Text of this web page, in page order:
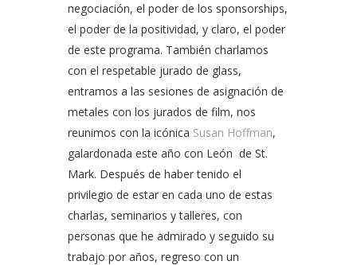
negociación, el poder de los sponsorships,
el poder de la positividad, y claro, el poder
de este programa. También charlamos
con el respetable jurado de glass,
entramos a las sesiones de asignación de
metales con los jurados de film, nos
reunimos con la icónica Susan Hoffman,
galardonada este año con León de St.
Mark. Después de haber tenido el
privilegio de estar en cada uno de estas
charlas, seminarios y talleres, con
personas que he admirado y seguido su
trabajo por años, regreso con un